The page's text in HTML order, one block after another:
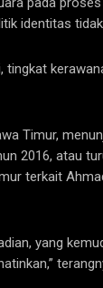
identitas
Timur,
2016, atau
terkait
yang